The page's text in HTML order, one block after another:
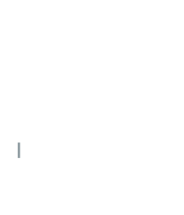
|